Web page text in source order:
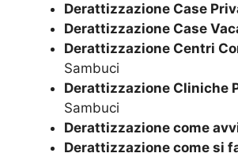
Derattizzazione Case
Derattizzazione Case
Derattizzazione Centri
Sambuci
Derattizzazione Cliniche
Sambuci
Derattizzazione come
Derattizzazione come si